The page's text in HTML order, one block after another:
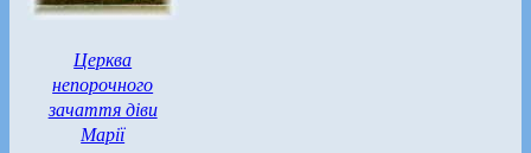
Церква
непорочного
зачаття діви
Марії